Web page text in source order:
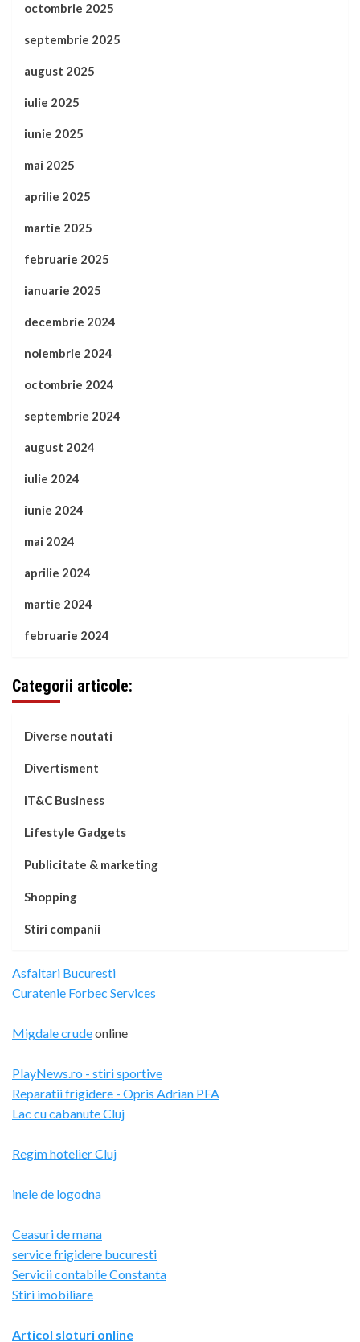
octombrie 2025
septembrie 2025
august 2025
iulie 2025
iunie 2025
mai 2025
aprilie 2025
martie 2025
februarie 2025
ianuarie 2025
decembrie 2024
noiembrie 2024
octombrie 2024
septembrie 2024
august 2024
iulie 2024
iunie 2024
mai 2024
aprilie 2024
martie 2024
februarie 2024
Categorii articole:
Diverse noutati
Divertisment
IT&C Business
Lifestyle Gadgets
Publicitate & marketing
Shopping
Stiri companii
Asfaltari Bucuresti
Curatenie Forbec Services
Migdale crudeonline
PlayNews.ro - stiri sportive
Reparatii frigidere - Opris Adrian PFA
Lac cu cabanute Cluj
Regim hotelier Cluj
inele de logodna
Ceasuri de mana
service frigidere bucuresti
Servicii contabile Constanta
Stiri imobiliare
Articol sloturi online